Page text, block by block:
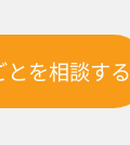
とを相談する